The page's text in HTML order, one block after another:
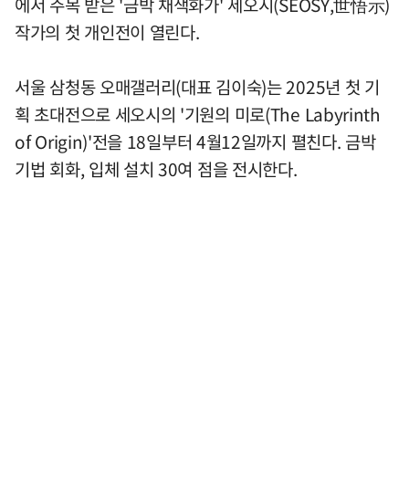
작가의 첫 개인전이 열린다.
서울 삼청동 오매갤러리(대표 김이숙)는 2025년 첫 기
획 초대전으로 세오시의 '기원의 미로(The Labyrinth
of Origin)'전을 18일부터 4월12일까지 펼친다. 금박
기법 회화, 입체 설치 30여 점을 전시한다.